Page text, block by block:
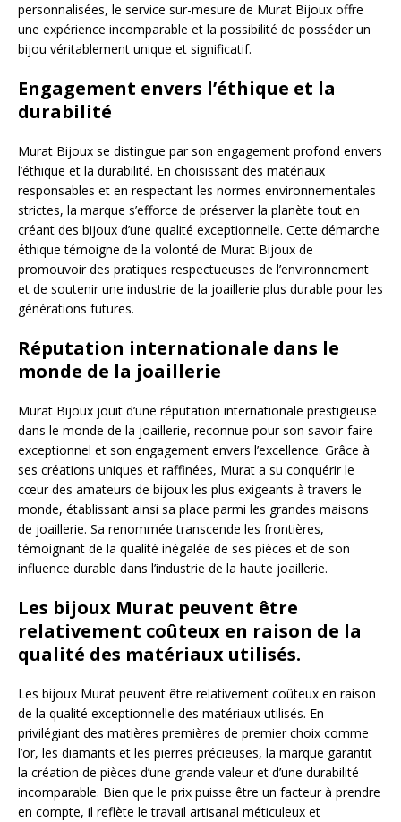
personnalisées, le service sur-mesure de Murat Bijoux offre
une expérience incomparable et la possibilité de posséder un
bijou véritablement unique et significatif.
Engagement envers l’éthique et la
durabilité
Murat Bijoux se distingue par son engagement profond envers
l’éthique et la durabilité. En choisissant des matériaux
responsables et en respectant les normes environnementales
strictes, la marque s’efforce de préserver la planète tout en
créant des bijoux d’une qualité exceptionnelle. Cette démarche
éthique témoigne de la volonté de Murat Bijoux de
promouvoir des pratiques respectueuses de l’environnement
et de soutenir une industrie de la joaillerie plus durable pour les
générations futures.
Réputation internationale dans le
monde de la joaillerie
Murat Bijoux jouit d’une réputation internationale prestigieuse
dans le monde de la joaillerie, reconnue pour son savoir-faire
exceptionnel et son engagement envers l’excellence. Grâce à
ses créations uniques et raffinées, Murat a su conquérir le
cœur des amateurs de bijoux les plus exigeants à travers le
monde, établissant ainsi sa place parmi les grandes maisons
de joaillerie. Sa renommée transcende les frontières,
témoignant de la qualité inégalée de ses pièces et de son
influence durable dans l’industrie de la haute joaillerie.
Les bijoux Murat peuvent être
relativement coûteux en raison de la
qualité des matériaux utilisés.
Les bijoux Murat peuvent être relativement coûteux en raison
de la qualité exceptionnelle des matériaux utilisés. En
privilégiant des matières premières de premier choix comme
l’or, les diamants et les pierres précieuses, la marque garantit
la création de pièces d’une grande valeur et d’une durabilité
incomparable. Bien que le prix puisse être un facteur à prendre
en compte, il reflète le travail artisanal méticuleux et